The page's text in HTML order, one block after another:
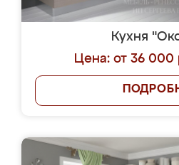
Кухня
Цена: от 36 000